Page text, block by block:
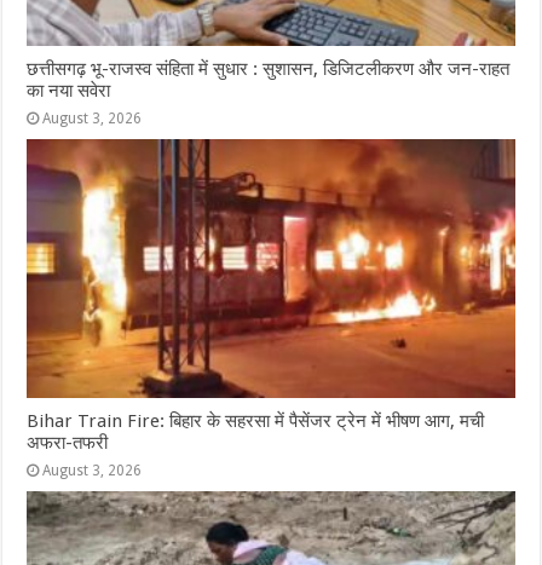
छत्तीसगढ़ भू-राजस्व संहिता में सुधार : सुशासन, डिजिटलीकरण और जन-राहत
का नया सवेरा
August 3, 2026
Bihar Train Fire: बिहार के सहरसा में पैसेंजर ट्रेन में भीषण आग, मची
अफरा-तफरी
August 3, 2026